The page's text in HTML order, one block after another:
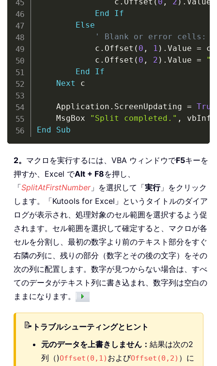
End
If
Else
' Blank or error cells:
            c
. Offset ( 0 , 1 ) . Value = c
            c
. Offset ( 0 , 2 ) . Value =
""
End
If
Next c
    Application
. ScreenUpdating = True
    MsgBox
"Split completed." ,
End
Sub
2。 マクロを実行するには、VBA ウィンドウでF5キーを
押すか、Excel でAlt + F8を押し、
「SplitAtFirstNumber」を選択して「実行」をクリック
します。「Kutools for Excel」というタイトルのダイア
ログが表示され、処理対象のセル範囲を選択するよう促
されます。セル範囲を選択して確定すると、マクロが各
セルを分割し、最初の数字より前のテキスト部分をすぐ
右隣の列に、残りの部分（数字とその後の文字）をその
次の列に配置します。数字が見つからない場合は、すべ
てのデータがテキスト列に書き込まれ、数字列は空白の
ままになります。
📝 トラブルシューティングとヒント
元のデータを上書きしません： 結果は次の2
列（)Offset(0,1) およびOffset(0,2) ）に